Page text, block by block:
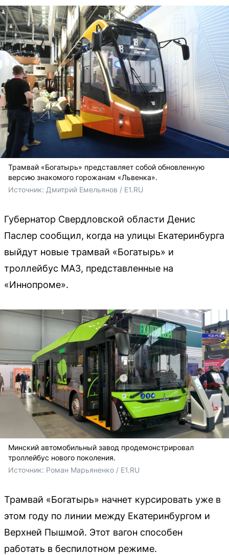
Трамвай «Богатырь» представляет собой обновленную
версию знакомого горожанам «Львенка».
Источник: Дмитрий Емельянов / E1.RU
Губернатор Свердловской области Денис
Паслер сообщил, когда на улицы Екатеринбурга
выйдут новые трамвай «Богатырь» и
троллейбус МАЗ, представленные на
«Иннопроме».
Минский автомобильный завод продемонстрировал
троллейбус нового поколения.
Источник: Роман Марьяненко / E1.RU
Трамвай «Богатырь» начнет курсировать уже в
этом году по линии между Екатеринбургом и
Верхней Пышмой. Этот вагон способен
работать в беспилотном режиме.